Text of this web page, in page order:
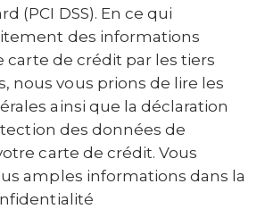
(PCI DSS). En ce qui
des informations
carte de crédit par les tiers
nous vous prions de lire les
ainsi que la déclaration
des données de
carte de crédit. Vous
amples informations dans la